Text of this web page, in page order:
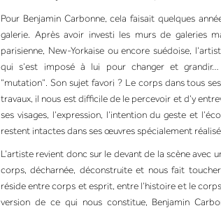
Pour Benjamin Carbonne, cela faisait quelques
galerie. Après avoir investi les murs de galeries
parisienne, New-Yorkaise ou encore suédoise,
qui s’est imposé à lui pour changer et
“mutation”. Son sujet favori ? Le corps dans tous
travaux, il nous est difficile de le percevoir et d’y
ses visages, l’expression, l’intention du geste et
restent intactes dans ses œuvres spécialement
L’artiste revient donc sur le devant de la scène avec
corps, décharnée, déconstruite et nous fait
réside entre corps et esprit, entre l’histoire et le
version de ce qui nous constitue, Benjamin